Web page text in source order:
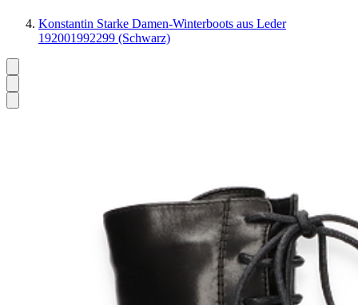
Konstantin Starke Damen-Winterboots aus Leder
192001992299 (Schwarz)